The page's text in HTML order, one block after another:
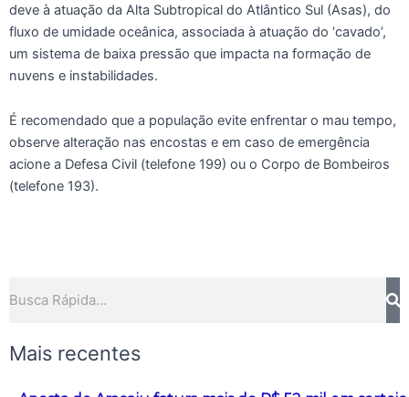
deve à atuação da Alta Subtropical do Atlântico Sul (Asas), do
fluxo de umidade oceânica, associada à atuação do ‘cavado’,
um sistema de baixa pressão que impacta na formação de
nuvens e instabilidades.
É recomendado que a população evite enfrentar o mau tempo,
observe alteração nas encostas e em caso de emergência
acione a Defesa Civil (telefone 199) ou o Corpo de Bombeiros
(telefone 193).
Mais recentes